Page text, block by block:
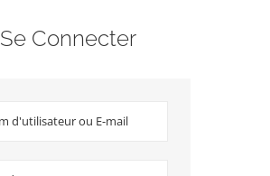
Se Connecter